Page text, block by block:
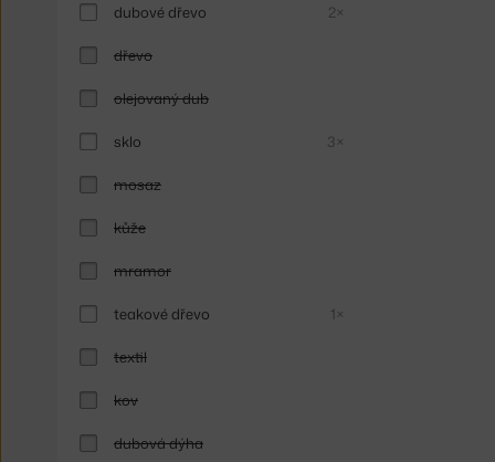
dubové dřevo 2×
dřevo
olejovaný dub
sklo 3×
mosaz
kůže
mramor
teakové dřevo 1×
textil
kov
dubová dýha